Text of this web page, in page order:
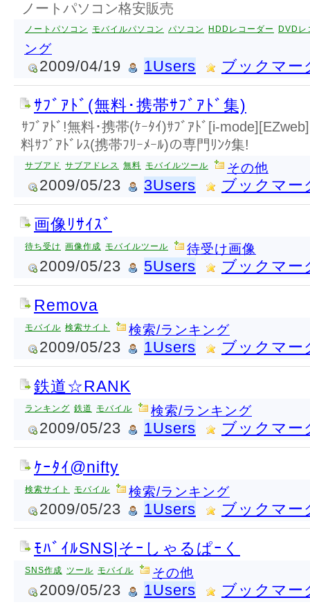
ノートパソコン格安販売
ノートパソコン モバイルパソコン パソコン HDDレコーダー DVDレ
ング
2009/04/19 1Users ブックマー
ｻﾌﾞｱﾄﾞ(無料･携帯ｻﾌﾞｱﾄﾞ集)
ｻﾌﾞｱﾄﾞ!無料･携帯(ｹｰﾀｲ)ｻﾌﾞｱﾄﾞ[i-
料ｻﾌﾞｱﾄﾞﾚｽ(携帯ﾌﾘｰﾒｰﾙ)の専門ﾘﾝｸ集!
サブアド サブアドレス 無料 モバイルツール その他
2009/05/23 3Users ブックマー
画像ﾘｻｲｽﾞ
待ち受け 画像作成 モバイルツール 待受け画像
2009/05/23 5Users ブックマー
Remova
モバイル 検索サイト 検索/ランキング
2009/05/23 1Users ブックマー
鉄道☆RANK
ランキング 鉄道 モバイル 検索/ランキング
2009/05/23 1Users ブックマー
ｹｰﾀｲ@nifty
検索サイト モバイル 検索/ランキング
2009/05/23 1Users ブックマー
ﾓﾊﾞｲﾙSNS|そｰしゃるぱｰく
SNS作成 ツール モバイル その他
2009/05/23 1Users ブックマー